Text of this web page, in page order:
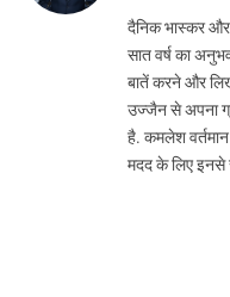
दैनिक भास्कर और
सात वर्ष का
बातें करने और
उज्जैन से अपना
है. कमलेश
मदद के लिए इनसे